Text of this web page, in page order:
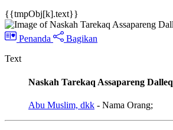
{{tmpObj[k].text}}
Penanda
Bagikan
Text
Naskah Tarekaq Assapareng Dalleq
Abu Muslim, dkk - Nama Orang;